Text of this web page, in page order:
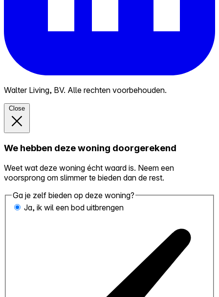
Walter Living, BV. Alle rechten voorbehouden.
Close
We hebben deze woning doorgerekend
Weet wat deze woning écht waard is. Neem een
voorsprong om slimmer te bieden dan de rest.
Ga je zelf bieden op deze woning?
Ja, ik wil een bod uitbrengen